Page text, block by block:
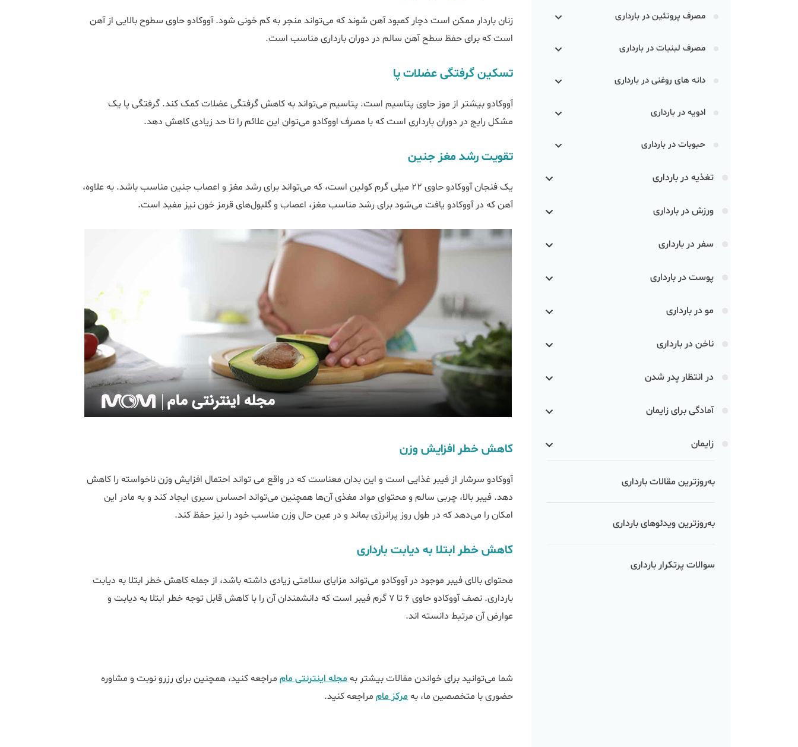
مصرف پروتئین در بارداری
مصرف لبنیات در بارداری
دانه های روغنی در بارداری
ادویه در بارداری
حبوبات در بارداری
تغذیه در بارداری
ورزش در بارداری
سفر در بارداری
پوست در بارداری
مو در بارداری
ناخن در بارداری
در انتظار پدر شدن
آمادگی برای زایمان
زایمان
به‌روزترین مقالات بارداری
به‌روزترین ویدئوهای بارداری
سوالات پرتکرار بارداری
زنان باردار ممکن است دچار کمبود آهن شوند که می‌تواند منجر به کم خونی شود. آووکادو حاوی سطوح بالایی از آهن
است که برای حفظ سطح آهن سالم در دوران بارداری مناسب است.
تسکین گرفتگی عضلات پا
آووکادو بیشتر از موز حاوی پتاسیم است. پتاسیم می‌تواند به کاهش گرفتگی عضلات کمک کند. گرفتگی پا یک
مشکل رایج در دوران بارداری است که با مصرف اووکادو می‌توان این علائم را تا حد زیادی کاهش دهد.
تقویت رشد مغز جنین
یک فنجان آووکادو حاوی 22 میلی گرم کولین است، که می‌تواند برای رشد مغز و اعصاب جنین مناسب باشد. به علاوه،
آهن که در آووکادو یافت می‌شود برای رشد مناسب مغز، اعصاب و گلبول‌های قرمز خون نیز مفید است.
کاهش خطر افزایش وزن
آووکادو سرشار از فیبر غذایی است و این بدان معناست که در واقع می تواند احتمال افزایش وزن ناخواسته را کاهش
دهد. فیبر بالا، چربی سالم و محتوای مواد مغذی آن‌ها همچنین می‌تواند احساس سیری ایجاد کند و به مادر این
امکان را می‌دهد که در طول روز پرانرژی بماند و در عین حال وزن مناسب خود را نیز حفظ کند.
کاهش خطر ابتلا به دیابت بارداری
محتوای بالای فیبر موجود در آووکادو می‌تواند مزایای سلامتی زیادی داشته باشد، از جمله کاهش خطر ابتلا به دیابت
بارداری. نصف آووکادو حاوی 6 تا 7 گرم فیبر است که دانشمندان آن را با کاهش قابل توجه خطر ابتلا به دیابت و
عوارض آن مرتبط دانسته اند.
شما می‌توانید برای خواندن مقالات بیشتر بهمجله اینترنتی ماممراجعه کنید، همچنین برای رزرو نوبت و مشاوره
حضوری با متخصصین ما، بهمرکز ماممراجعه کنید.